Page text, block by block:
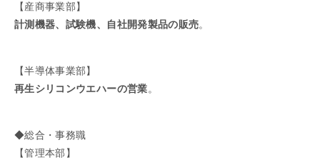
【産商事業部】
計測機器、試験機、自社開発製品の販売。
【半導体事業部】
再生シリコンウエハーの営業。
◆総合・事務職
【管理本部】